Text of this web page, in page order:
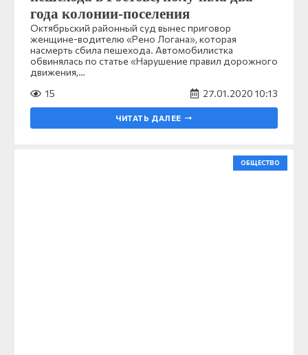
года колонии-поселения
Октябрьский районный суд вынес приговор
женщине-водителю «Рено Логана», которая
насмерть сбила пешехода. Автомобилистка
обвинялась по статье «Нарушение правил дорожного
движения,…
15
27.01.2020 10:13
ЧИТАТЬ ДАЛЕЕ
ОБЩЕСТВО